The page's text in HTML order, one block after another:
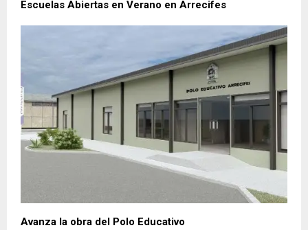
Escuelas Abiertas en Verano en Arrecifes
Avanza la obra del Polo Educativo